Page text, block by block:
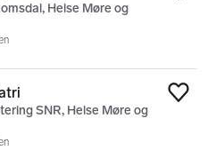
Helse Møre og
SNR, Helse Møre og